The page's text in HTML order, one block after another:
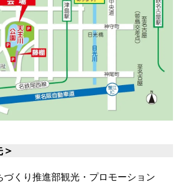
づくり推進部観光・プロモーション